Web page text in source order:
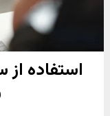
استفاده از